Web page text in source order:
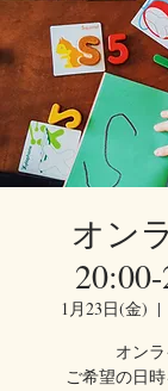
オン
1月23日(金)
  |
オン
ご希望の日